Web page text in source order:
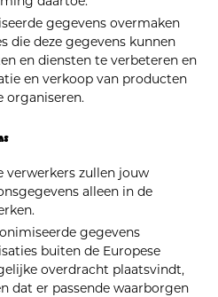
gegevens overmaken
die deze gegevens kunnen
en diensten te verbeteren en
en verkoop van producten
organiseren.
verwerkers zullen jouw
alleen in de
gegevens
buiten de Europese
overdracht plaatsvindt,
dat er passende waarborgen